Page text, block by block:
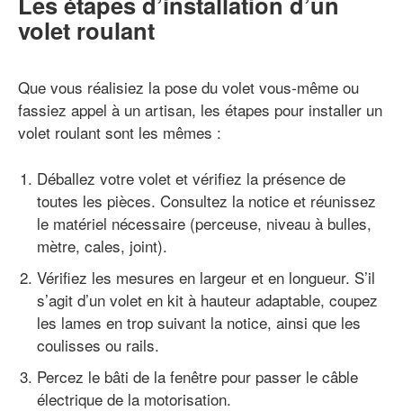
volet roulant
Que vous réalisiez la pose du volet vous-même ou
fassiez appel à un artisan, les étapes pour installer un
volet roulant sont les mêmes :
Déballez votre volet et vérifiez la présence de
toutes les pièces. Consultez la notice et réunissez
le matériel nécessaire (perceuse, niveau à bulles,
mètre, cales, joint).
Vérifiez les mesures en largeur et en longueur. S’il
s’agit d’un volet en kit à hauteur adaptable, coupez
les lames en trop suivant la notice, ainsi que les
coulisses ou rails.
Percez le bâti de la fenêtre pour passer le câble
électrique de la motorisation.